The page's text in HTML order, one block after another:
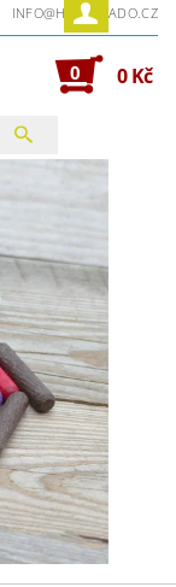
INFO@HRAVOKADO.CZ
0 0 Kč